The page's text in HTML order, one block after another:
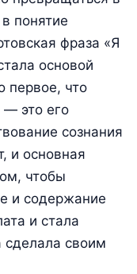
понятие
фраза «Я
основой
первое, что
— это его
сознания
и основная
чтобы
и содержание
и стала
сделала своим